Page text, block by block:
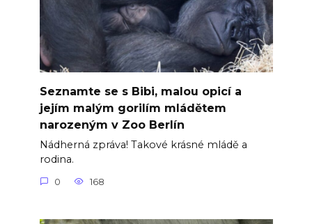
Seznamte se s Bibi, malou opicí a
jejím malým gorilím mládětem
narozeným v Zoo Berlín
Nádherná zpráva! Takové krásné mládě a
rodina.
0 168